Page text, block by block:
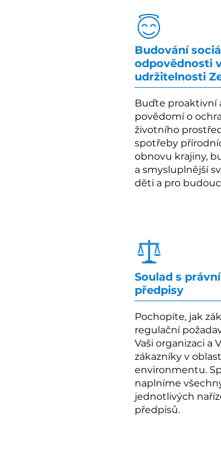
Budování
odpovědnosti
udržitelnosti
Buďte proaktivní
povědomí o
životního
spotřeby
obnovu krajiny,
a smysluplnější
děti a pro
Soulad s
předpisy
Pochopíte, jak
regulační
Vaši organizaci a
zákazníky v
environmentu.
naplníme
jednotlivých
předpisů.